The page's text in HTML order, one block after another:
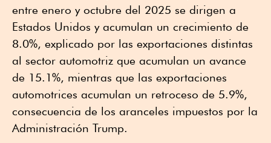
entre enero y octubre del 2025 se dirigen a
Estados Unidos y acumulan un crecimiento de
8.0%, explicado por las exportaciones distintas
al sector automotriz que acumulan un avance
de 15.1%, mientras que las exportaciones
automotrices acumulan un retroceso de 5.9%,
consecuencia de los aranceles impuestos por la
Administración Trump.